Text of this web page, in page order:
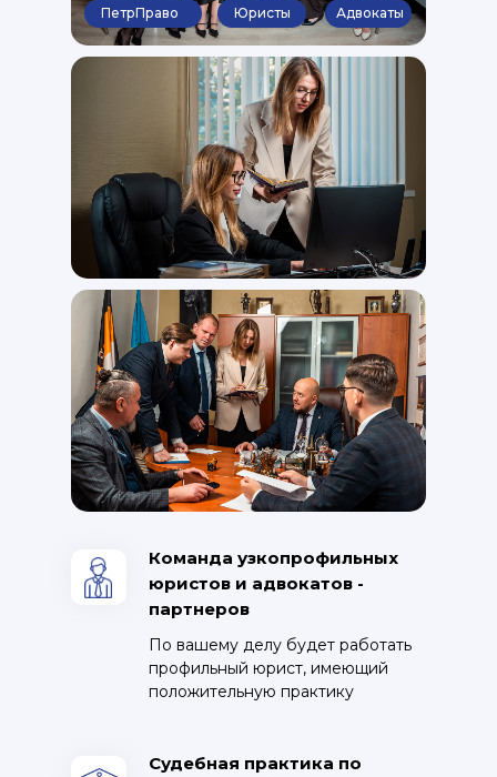
ПетрПраво Юристы Адвокаты
Команда узкопрофильных
юристов и адвокатов -
партнеров
Судебная практика по
По вашему делу будет работать
профильный юрист, имеющий
положительную практику